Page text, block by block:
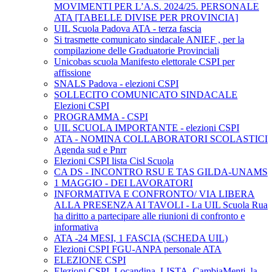
MOVIMENTI PER L’A.S. 2024/25. PERSONALE
ATA [TABELLE DIVISE PER PROVINCIA]
UIL Scuola Padova ATA - terza fascia
Si trasmette comunicato sindacale ANIEF , per la
compilazione delle Graduatorie Provinciali
Unicobas scuola Manifesto elettorale CSPI per
affissione
SNALS Padova - elezioni CSPI
SOLLECITO COMUNICATO SINDACALE
Elezioni CSPI
PROGRAMMA - CSPI
UIL SCUOLA IMPORTANTE - elezioni CSPI
ATA - NOMINA COLLABORATORI SCOLASTICI
Agenda sud e Pnrr
Elezioni CSPI lista Cisl Scuola
CA DS - INCONTRO RSU E TAS GILDA-UNAMS
1 MAGGIO - DEI LAVORATORI
INFORMATIVA E CONFRONTO/ VIA LIBERA
ALLA PRESENZA AI TAVOLI - La UIL Scuola Rua
ha diritto a partecipare alle riunioni di confronto e
informativa
ATA -24 MESI, 1 FASCIA (SCHEDA UIL)
Elezioni CSPI FGU-ANPA personale ATA
ELEZIONE CSPI